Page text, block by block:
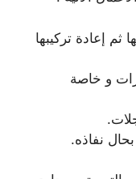
إعادة تركيبها
و خاصة
نفاذه.